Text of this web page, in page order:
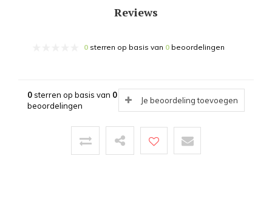
Reviews
0 sterren op basis van 0 beoordelingen
0sterren op basis van 0
beoordelingen
Je beoordeling toevoegen